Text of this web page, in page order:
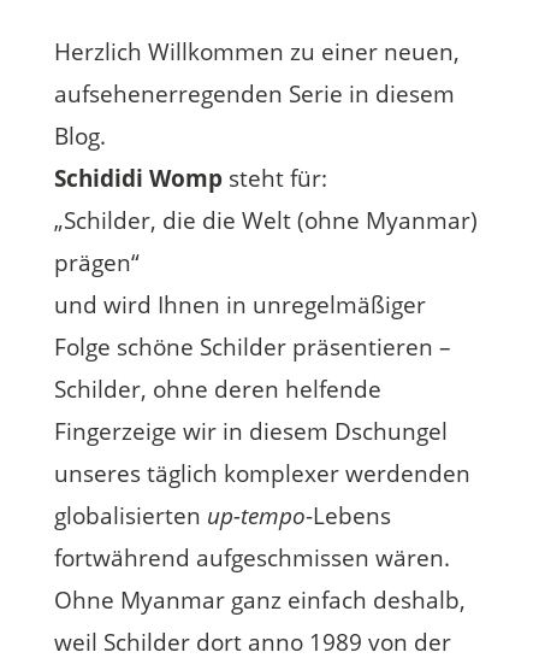
Herzlich Willkommen zu einer neuen,
aufsehenerregenden Serie in diesem
Blog.
Schididi Wompsteht für:
„Schilder, die die Welt (ohne Myanmar)
prägen“
und wird Ihnen in unregelmäßiger
Folge schöne Schilder präsentieren –
Schilder, ohne deren helfende
Fingerzeige wir in diesem Dschungel
unseres täglich komplexer werdenden
globalisierten up-tempo-Lebens
fortwährend aufgeschmissen wären.
Ohne Myanmar ganz einfach deshalb,
weil Schilder dort anno 1989 von der